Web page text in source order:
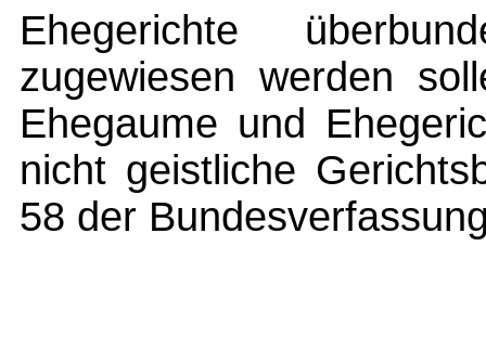
Ehegerichte
zugewiesen werden
Ehegaume und
nicht geistliche
58 der